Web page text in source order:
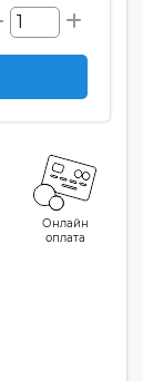
Онлайн
оплата